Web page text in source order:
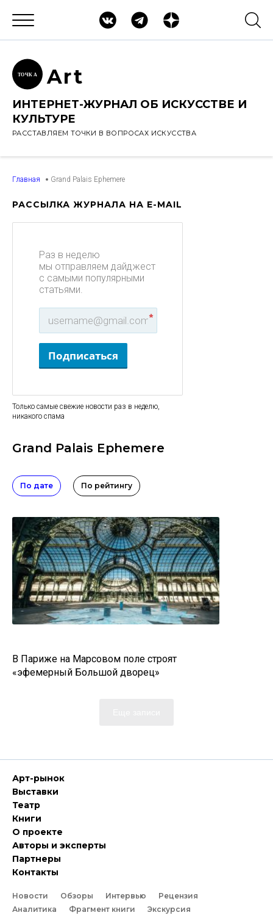
ТОЧК А Art
ИНТЕРНЕТ-ЖУРНАЛ ОБ ИСКУССТВЕ И
КУЛЬТУРЕ
РАССТАВЛЯЕМ ТОЧКИ В ВОПРОСАХ ИСКУССТВА
Главная Grand Palais Ephemere
РАССЫЛКА ЖУРНАЛА НА E-MAIL
Раз в неделю
мы отправляем дайджест
с самыми популярными
статьями.
*
Подписаться
Только самые свежие новости раз в неделю,
никакого спама
Grand Palais Ephemere
По дате По рейтингу
В Париже на Марсовом поле строят
«эфемерный Большой дворец»
Арт-рынок
Выставки
Театр
Книги
О проекте
Авторы и эксперты
Партнеры
Контакты
Новости Обзоры Интервью
Рецензия
Аналитика
Фрагмент книги Экскурсия